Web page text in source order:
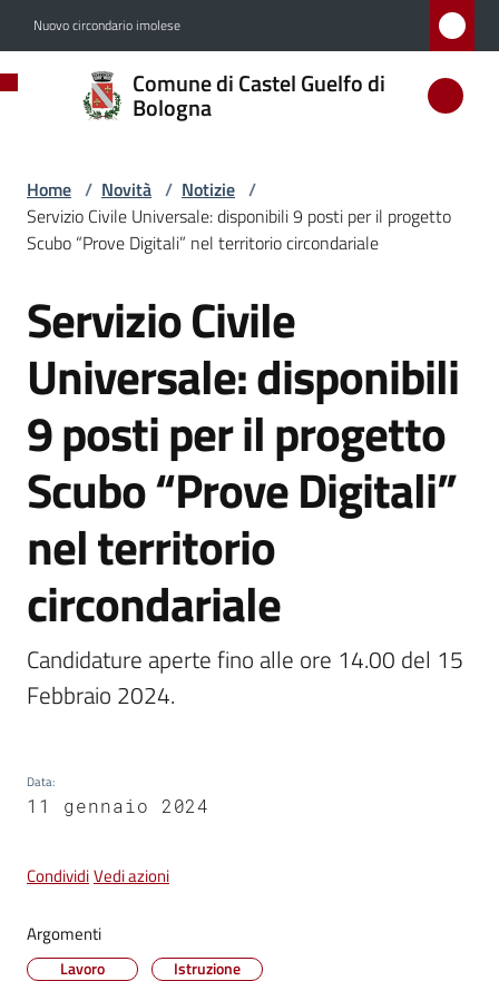
Nuovo circondario imolese
Comune di Castel Guelfo di
Bologna
Comune
di
Guelfo
di
Bologna
Amministrazione
Novità
Menu selezionato
Servizi
Menu selezionato
Castel
Guelfo
Servizi
online
gli
Home / Novità / Notizie /
Servizio Civile Universale: disponibili 9 posti per il progetto
Scubo “Prove Digitali” nel territorio circondariale
Salta al contenuto
Servizio Civile
Universale: disponibili
9 posti per il progetto
Scubo “Prove Digitali”
nel territorio
circondariale
Candidature aperte fino alle ore 14.00 del 15
Febbraio 2024.
Data:
11 gennaio 2024
CondividiVedi azioni
Argomenti
Lavoro Istruzione